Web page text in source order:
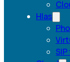
Hlas